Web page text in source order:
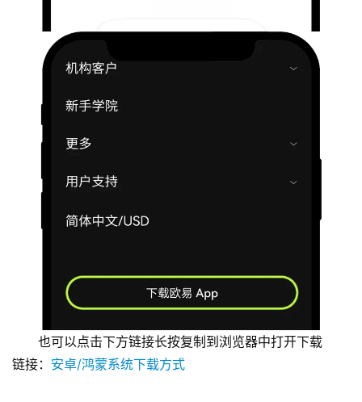
也可以点击下方链接长按复制到浏览器中打开下载
链接： 安卓/鸿蒙系统下载方式